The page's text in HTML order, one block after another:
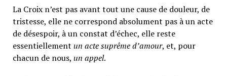
La Croix n’est pas avant tout une cause de douleur, de
tristesse, elle ne correspond absolument pas à un acte
de désespoir, à un constat d’échec, elle reste
essentiellement un acte suprême d’amour, et, pour
chacun de nous, un appel.